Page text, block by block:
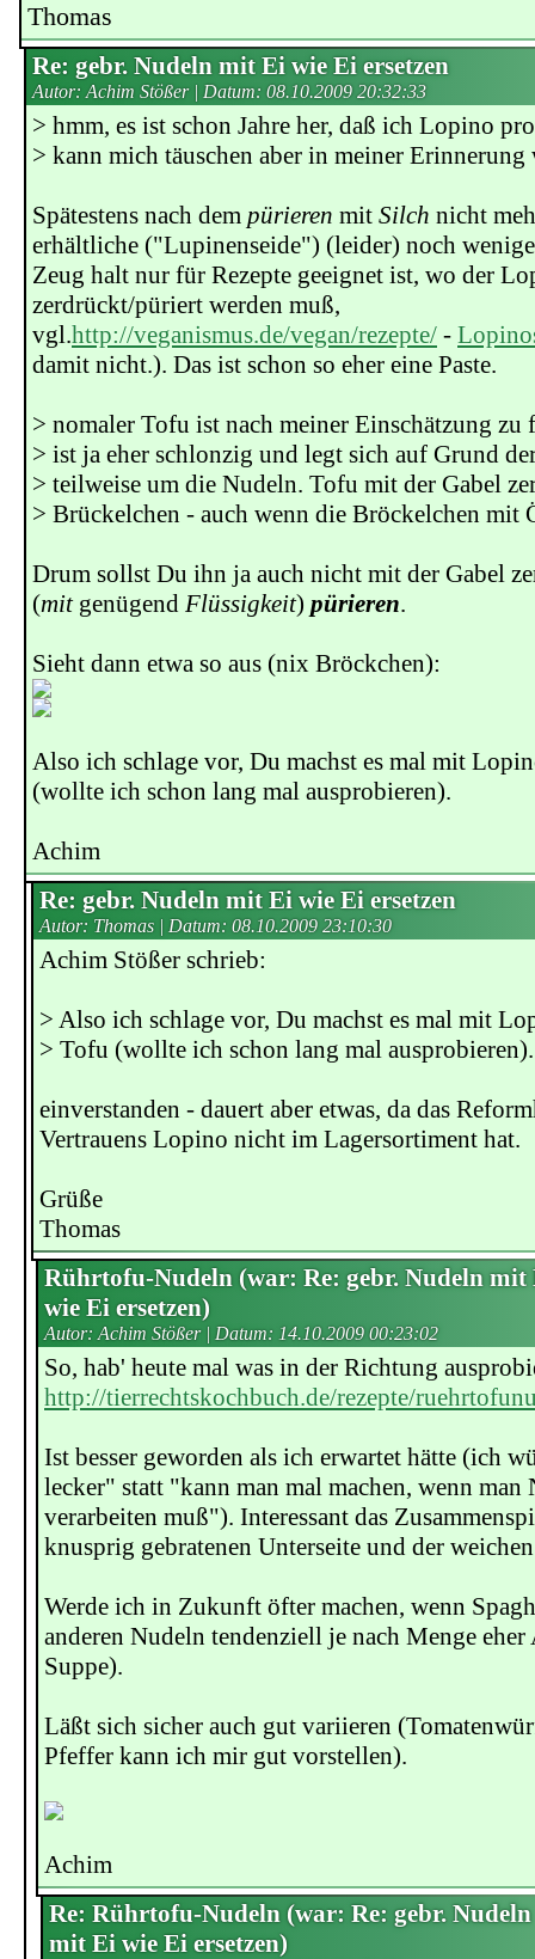
Thomas
Re: gebr. Nudeln mit Ei wie Ei ersetzen
Autor: Achim Stößer | Datum: 08.10.2009 20:32:33
> hmm, es ist schon Jahre her, daß ich Lopino
> kann mich täuschen aber in meiner Erinnerung
Spätestens nach dem pürieren mit Silch nicht
erhältliche ("Lupinenseide") (leider) noch
Zeug halt nur für Rezepte geeignet ist, wo der
zerdrückt/püriert werden muß,
vgl.http://veganismus.de/vegan/rezepte/ -
damit nicht.). Das ist schon so eher eine Paste.
> nomaler Tofu ist nach meiner Einschätzung zu
> ist ja eher schlonzig und legt sich auf Grund
> teilweise um die Nudeln. Tofu mit der Gabel
> Brückelchen - auch wenn die Bröckelchen mit
Drum sollst Du ihn ja auch nicht mit der Gabel
(mitgenügend Flüssigkeit) pürieren.
Sieht dann etwa so aus (nix Bröckchen):
Also ich schlage vor, Du machst es mal mit
(wollte ich schon lang mal ausprobieren).
Achim
Re: gebr. Nudeln mit Ei wie Ei ersetzen
Autor: Thomas | Datum: 08.10.2009 23:10:30
Achim Stößer schrieb:
> Also ich schlage vor, Du machst es mal mit
> Tofu (wollte ich schon lang mal ausprobieren).
einverstanden - dauert aber etwas, da das
Vertrauens Lopino nicht im Lagersortiment hat.
Grüße
Thomas
Rührtofu-Nudeln (war: Re: gebr. Nudeln mit
wie Ei ersetzen)
Autor: Achim Stößer | Datum: 14.10.2009 00:23:02
So, hab' heute mal was in der Richtung
http://tierrechtskochbuch.de/rezepte/
Ist besser geworden als ich erwartet hätte (ich
lecker" statt "kann man mal machen, wenn man
verarbeiten muß"). Interessant das
knusprig gebratenen Unterseite und der
Werde ich in Zukunft öfter machen, wenn
anderen Nudeln tendenziell je nach Menge
Suppe).
Läßt sich sicher auch gut variieren
Pfeffer kann ich mir gut vorstellen).
Achim
Re: Rührtofu-Nudeln (war: Re: gebr. Nudeln
mit Ei wie Ei ersetzen)